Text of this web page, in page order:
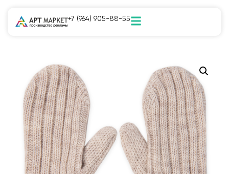
+7 (964) 905-88-55